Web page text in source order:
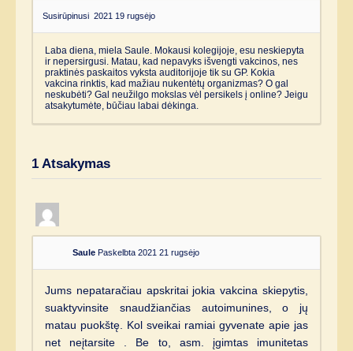
Susirūpinusi 2021 19 rugsėjo
Laba diena, miela Saule. Mokausi kolegijoje, esu neskiepyta
ir nepersirgusi. Matau, kad nepavyks išvengti vakcinos, nes
praktinės paskaitos vyksta auditorijoje tik su GP. Kokia
vakcina rinktis, kad mažiau nukentėtų organizmas? O gal
neskubėti? Gal neužilgo mokslas vėl persikels į online? Jeigu
atsakytumėte, būčiau labai dėkinga.
1 Atsakymas
Saule Paskelbta 2021 21 rugsėjo
Jums nepataračiau apskritai jokia vakcina skiepytis,
suaktyvinsite snaudžiančias autoimunines, o jų
matau puokštę. Kol sveikai ramiai gyvenate apie jas
net neįtarsite . Be to, asm. įgimtas imunitetas